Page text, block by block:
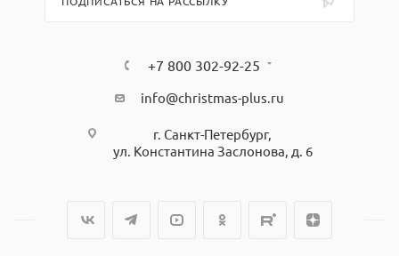
+7 800 302-92-25
info@christmas-plus.ru
г. Санкт-Петербург,
ул. Константина Заслонова, д. 6